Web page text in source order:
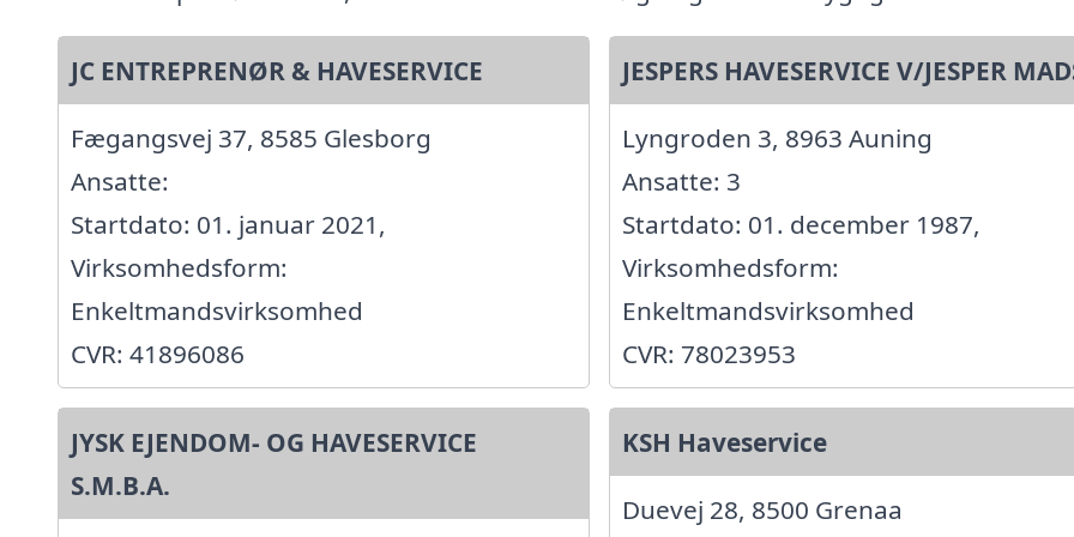
JC ENTREPRENØR & HAVESERVICE
Fægangsvej 37, 8585 Glesborg
Ansatte:
Startdato: 01. januar 2021,
Virksomhedsform:
Enkeltmandsvirksomhed
CVR: 41896086
JESPERS HAVESERVICE V/JESPER
Lyngroden 3, 8963 Auning
Ansatte: 3
Startdato: 01. december 1987,
Virksomhedsform:
Enkeltmandsvirksomhed
CVR: 78023953
JYSK EJENDOM- OG HAVESERVICE
S.M.B.A.
KSH Haveservice
Duevej 28, 8500 Grenaa